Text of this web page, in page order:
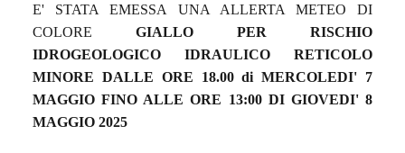
E' STATA EMESSA UNA ALLERTA METEO DI
COLORE GIALLO PER RISCHIO
IDROGEOLOGICO IDRAULICO RETICOLO
MINORE DALLE ORE 18.00 di MERCOLEDI' 7
MAGGIOFINO ALLE ORE 13:00 DI GIOVEDI' 8
MAGGIO 2025